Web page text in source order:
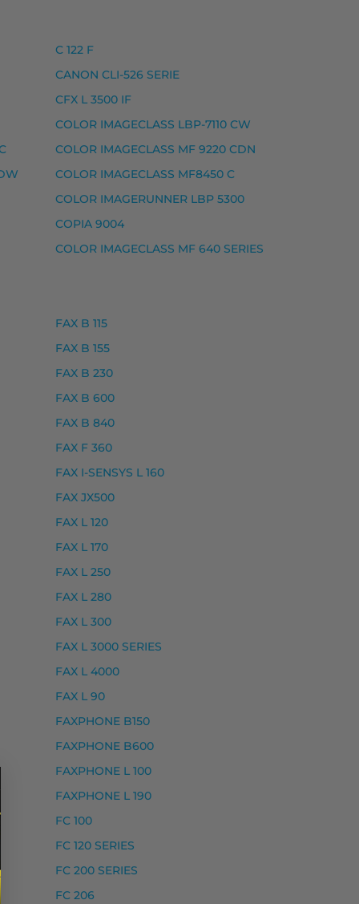
I-SENSYS LBP611 CN, I-SENSYS LBP613CDW,
LBP654 CX, I-SENSYS MF730 SERIES, I-
SERIES, I-SENSYS MF 112, I-SENSYS MF 112 WF, I-
MF262DW, I-SENSYS MF262DW II, I-
C 122 F
CANON CLI-526 SERIE
CFX L 3500 IF
COLOR IMAGECLASS LBP-7110 CW
COLOR IMAGECLASS MF 9220 CDN
COLOR IMAGECLASS MF8450 C
COLOR IMAGERUNNER LBP 5300
COPIA 9004
COLOR IMAGECLASS MF 640 SERIES
FAX B 115
FAX B 155
FAX B 230
FAX B 600
FAX B 840
FAX F 360
FAX I-SENSYS L 160
FAX JX500
FAX L 120
FAX L 170
FAX L 250
FAX L 280
FAX L 300
FAX L 3000 SERIES
FAX L 4000
FAX L 90
FAXPHONE B150
FAXPHONE B600
FAXPHONE L 100
FAXPHONE L 190
FC 100
FC 120 SERIES
FC 200 SERIES
FC 206